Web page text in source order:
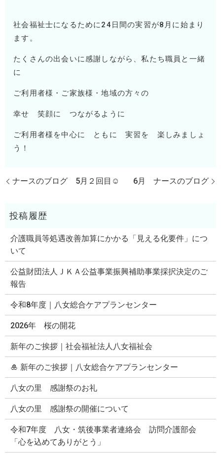
社会福祉士になるために24 日間の実習が8 月に始まり
ます。
たくさんの出会いに感謝しながら、私たち職員と一緒
に
ご利用者様・ご家族様・地域の方々の
幸せ 笑顔に つながるように
ご利用者様を中心に ともに 実習を 楽しみましょ
う！
ナースのブログ 5月２回目☺ 6月 ナースのブログ
介護職員等処遇改善加算にかかる「見える化要件」につ
いて
公益財団法人ＪＫＡ公益事業振興補助事業採択決定のご
報告
令和8年度｜八女総合ケアプランセンター
2026年 桜の開花
新年のご挨拶｜社会福祉法人八女福祉会
🎍 新年のご挨拶｜八女総合ケアプランセンター
八女の里 感謝祭のお礼
八女の里 感謝祭の開催について
令和7年度 八女・筑後事業者連絡会 訪問介護部会
「心を込めてありがとう」